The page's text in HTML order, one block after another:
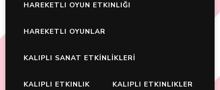
HAREKETLI OYUN ETKINLIĞI
HAREKETLI OYUNLAR
KALIPLI SANAT ETKİNLİKLERİ
KALIPLI ETKINLIK KALIPLI ETKINLIKLER